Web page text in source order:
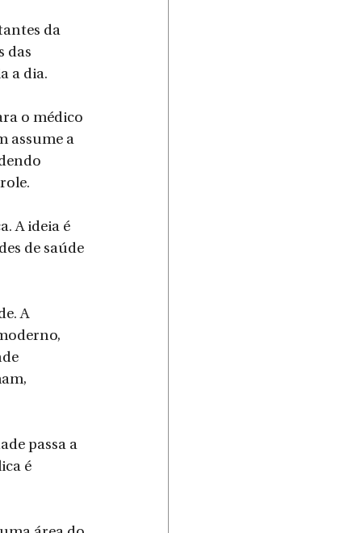
da
das
a dia.
o médico
assume a
A ideia é
de saúde
A
passa a
é